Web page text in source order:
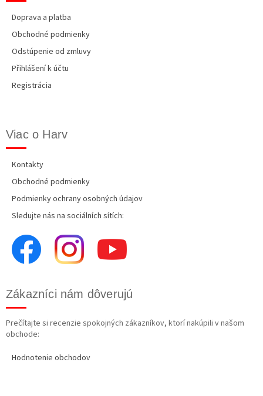
Doprava a platba
Obchodné podmienky
Odstúpenie od zmluvy
Přihlášení k účtu
Registrácia
Viac o Harv
Kontakty
Obchodné podmienky
Podmienky ochrany osobných údajov
Sledujte nás na sociálních sítích:
Zákazníci nám dôverujú
Prečítajte si recenzie spokojných zákazníkov, ktorí nakúpili v našom
obchode:
Hodnotenie obchodov